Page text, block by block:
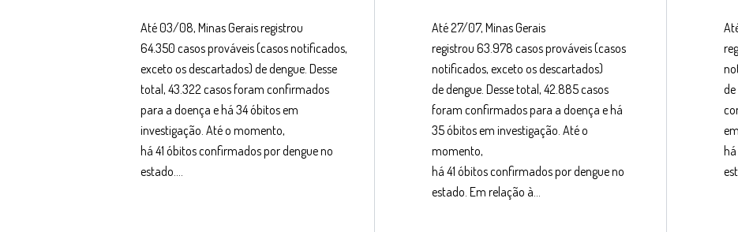
Até 03/08, Minas Gerais registrou
64.350 casos prováveis (casos notificados,
exceto os descartados) de dengue. Desse
total, 43.322 casos foram confirmados
para a doença e há 34 óbitos em
investigação. Até o momento,
há 41 óbitos confirmados por dengue no
estado….
Até 27/07, Minas Gerais
registrou 63.978 casos prováveis (casos
notificados, exceto os descartados)
de dengue. Desse total, 42.885 casos
foram confirmados para a doença e há
35 óbitos em investigação. Até o
momento,
há 41 óbitos confirmados por dengue no
estado. Em relação à…